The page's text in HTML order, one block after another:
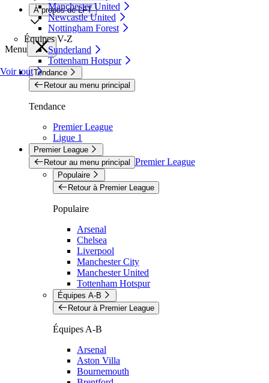
Manchester United
Newcastle United
Nottingham Forest
Équipes V-Z
Sunderland
Tottenham Hotspur
Voir tout
À propos de LFT
Menu
Tendance
Retour au menu principal
Tendance
Premier League
Ligue 1
Premier League
Retour au menu principal Premier League
Populaire
Retour à Premier League
Populaire
Arsenal
Chelsea
Liverpool
Manchester City
Manchester United
Tottenham Hotspur
Équipes A-B
Retour à Premier League
Équipes A-B
Arsenal
Aston Villa
Bournemouth